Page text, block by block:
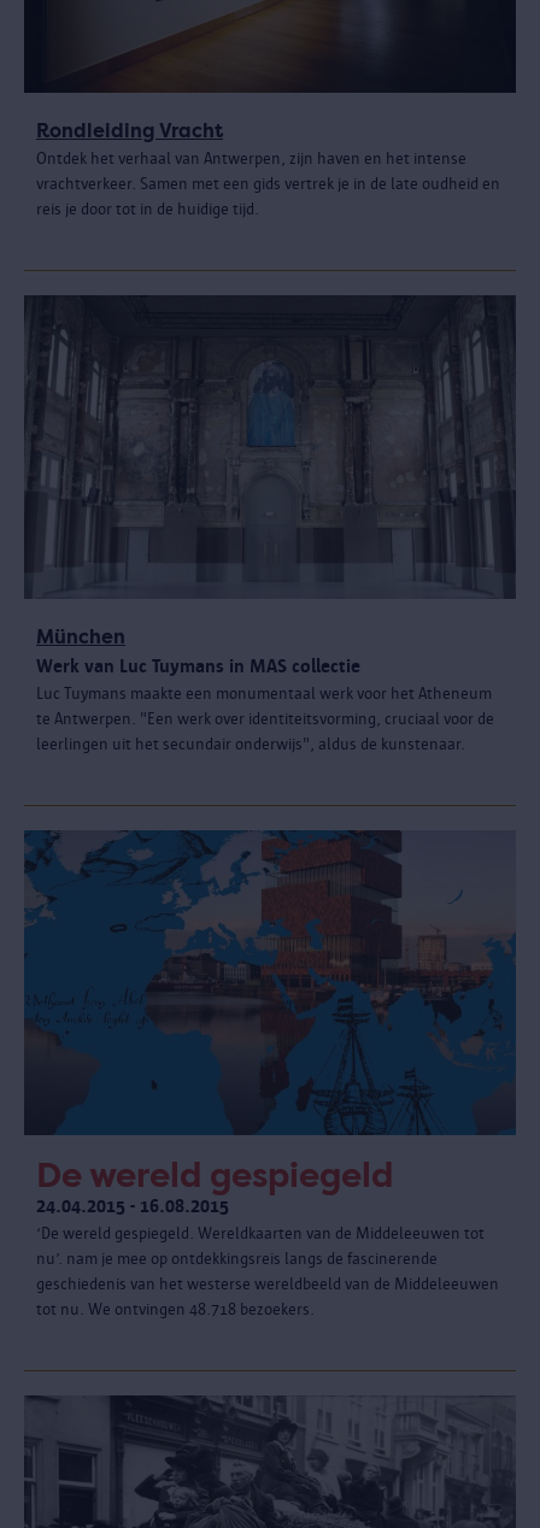
Rondleiding Vracht
Ontdek het verhaal van Antwerpen, zijn haven en het intense
vrachtverkeer. Samen met een gids vertrek je in de late oudheid en
reis je door tot in de huidige tijd.
München
Werk van Luc Tuymans in MAS collectie
Luc Tuymans maakte een monumentaal werk voor het Atheneum
te Antwerpen. "Een werk over identiteitsvorming, cruciaal voor de
leerlingen uit het secundair onderwijs", aldus de kunstenaar.
De wereld gespiegeld
24.04.2015 - 16.08.2015
‘De wereld gespiegeld. Wereldkaarten van de Middeleeuwen tot
nu’. nam je mee op ontdekkingsreis langs de fascinerende
geschiedenis van het westerse wereldbeeld van de Middeleeuwen
tot nu. We ontvingen 48.718 bezoekers.